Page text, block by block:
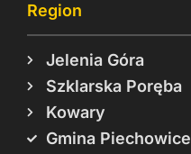
Region
Jelenia Góra
Szklarska Poręba
Kowary
Gmina Piechowice